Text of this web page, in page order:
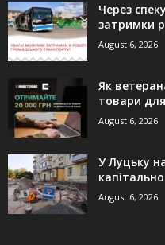
Через
затримки
August 6, 2026
Як
товари для
August 6, 2026
У Луцьку
August 6, 2026